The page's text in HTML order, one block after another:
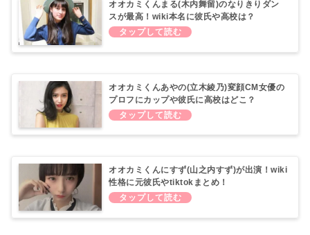
オオカミくんまる(木内舞留)のなりきりダン
スが最高！wiki本名に彼氏や高校は？
オオカミくんあやの(立木綾乃)変顔CM女優の
プロフにカップや彼氏に高校はどこ？
オオカミくんにすず(山之内すず)が出演！wiki
性格に元彼氏やtiktokまとめ！